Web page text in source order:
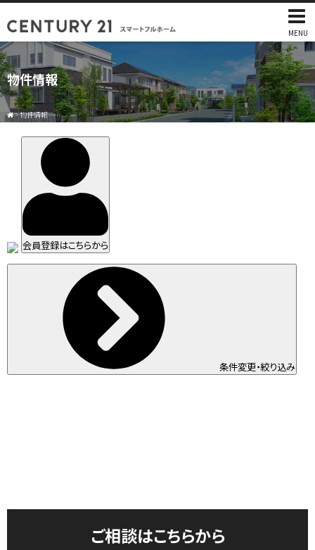
MENU
物件情報
>物件情報
会員登録はこちらから
条件変更・絞り込み
ご相談はこちらから